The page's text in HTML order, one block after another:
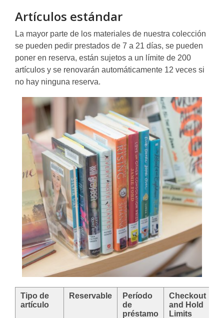
Artículos estándar
La mayor parte de los materiales de nuestra colección
se pueden pedir prestados de 7 a 21 días, se pueden
poner en reserva, están sujetos a un límite de 200
artículos y se renovarán automáticamente 12 veces si
no hay ninguna reserva.
Tipo de
artículo
Reservable
Período
de
préstamo
Checkout
and Hold
Limits